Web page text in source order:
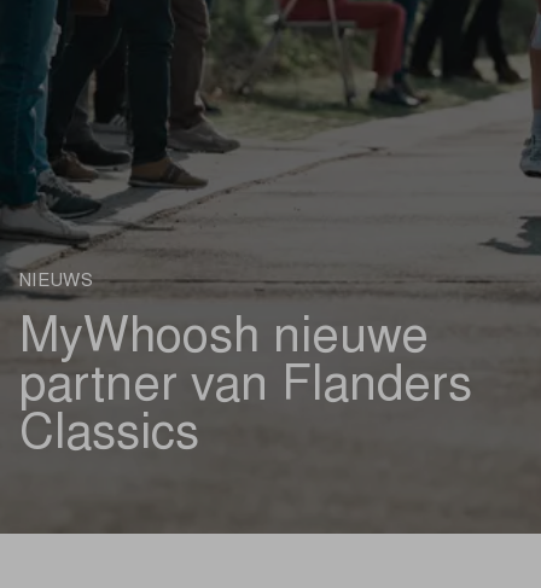
NIEUWS
MyWhoosh nieuwe
partner van Flanders
Classics